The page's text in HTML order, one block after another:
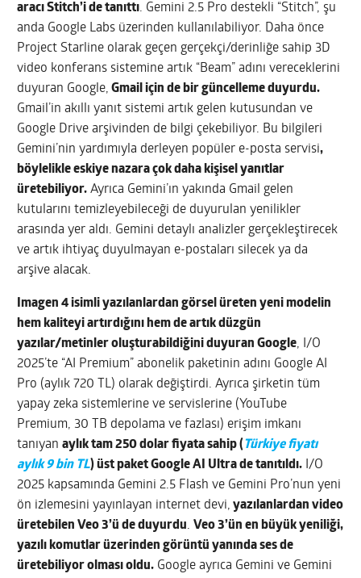
aracı Stitch’i de tanıttı. Gemini 2.5 Pro destekli “Stitch”, şu
anda Google Labs üzerinden kullanılabiliyor. Daha önce
Project Starline olarak geçen gerçekçi/derinliğe sahip 3D
video konferans sistemine artık “Beam” adını vereceklerini
duyuran Google, Gmail için de bir güncelleme duyurdu.
Gmail’in akıllı yanıt sistemi artık gelen kutusundan ve
Google Drive arşivinden de bilgi çekebiliyor. Bu bilgileri
Gemini’nin yardımıyla derleyen popüler e-posta servisi,
böylelikle eskiye nazara çok daha kişisel yanıtlar
üretebiliyor. Ayrıca Gemini’ın yakında Gmail gelen
kutularını temizleyebileceği de duyurulan yenilikler
arasında yer aldı. Gemini detaylı analizler gerçekleştirecek
ve artık ihtiyaç duyulmayan e-postaları silecek ya da
arşive alacak.
Imagen 4 isimli yazılanlardan görsel üreten yeni modelin
hem kaliteyi artırdığını hem de artık düzgün
yazılar/metinler oluşturabildiğini duyuran Google, I/O
2025’te “AI Premium” abonelik paketinin adını Google AI
Pro (aylık 720 TL) olarak değiştirdi. Ayrıca şirketin tüm
yapay zeka sistemlerine ve servislerine (YouTube
Premium, 30 TB depolama ve fazlası) erişim imkanı
tanıyanaylık tam 250 dolar fiyata sahip (Türkiye fiyatı
aylık 9 bin TL) üst paket Google AI Ultra de tanıtıldı. I/O
2025 kapsamında Gemini 2.5 Flash ve Gemini Pro’nun yeni
ön izlemesini yayınlayan internet devi, yazılanlardan video
üretebilen Veo 3’ü de duyurdu.Veo 3’ün en büyük yeniliği,
yazılı komutlar üzerinden görüntü yanında ses de
üretebiliyor olması oldu. Google ayrıca Gemini ve Gemini